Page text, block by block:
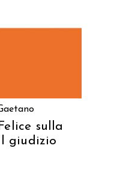
sulla
giudizio